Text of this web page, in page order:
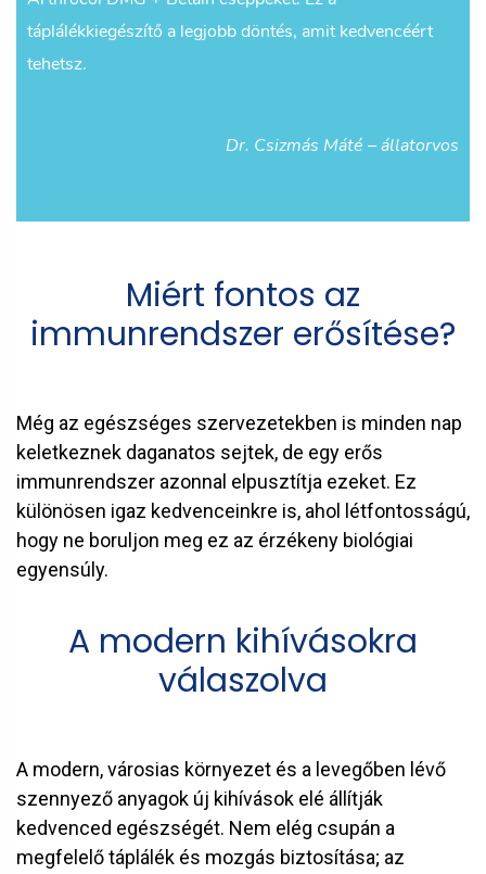
táplálékkiegészítő a legjobb döntés, amit kedvencéért
tehetsz.
Dr. Csizmás Máté – állatorvos
Miért fontos az
immunrendszer erősítése?
Még az egészséges szervezetekben is minden nap
keletkeznek daganatos sejtek, de egy erős
immunrendszer azonnal elpusztítja ezeket. Ez
különösen igaz kedvenceinkre is, ahol létfontosságú,
hogy ne boruljon meg ez az érzékeny biológiai
egyensúly.
A modern kihívásokra
válaszolva
A modern, városias környezet és a levegőben lévő
szennyező anyagok új kihívások elé állítják
kedvenced egészségét. Nem elég csupán a
megfelelő táplálék és mozgás biztosítása; az